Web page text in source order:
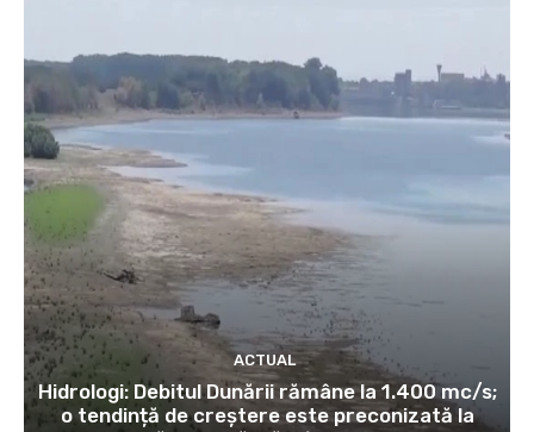
ACTUAL
Hidrologi: Debitul Dunării rămâne la 1.400 mc/s;
o tendință de creștere este preconizată la